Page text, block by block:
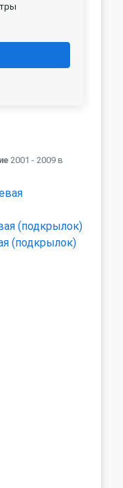
2001 - 2009 в
(подкрылок)
(подкрылок)